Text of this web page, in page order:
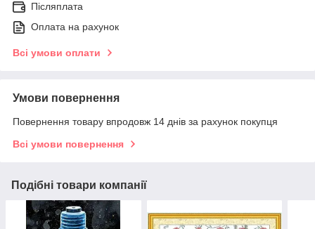
Післяплата
Оплата на рахунок
Всі умови оплати
Умови повернення
Повернення товару впродовж 14 днів за рахунок покупця
Всі умови повернення
Подібні товари компанії